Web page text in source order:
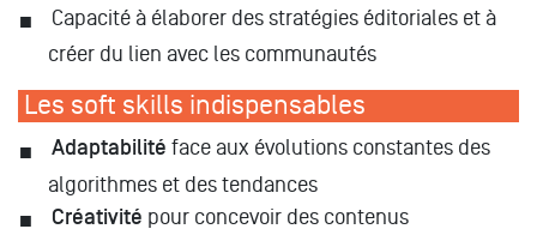
Capacité à élaborer des stratégies éditoriales et à
créer du lien avec les communautés
Les soft skills indispensables
Adaptabilité face aux évolutions constantes des
algorithmes et des tendances
Créativité pour concevoir des contenus